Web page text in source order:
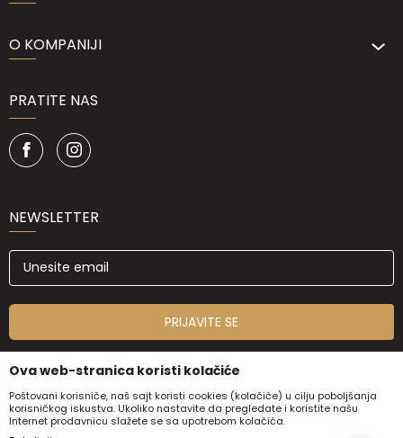
O KOMPANIJI
PRATITE NAS
NEWSLETTER
PRIJAVITE SE
Ova web-stranica koristi kolačiće
Poštovani korisniče, naš sajt koristi cookies (kolačiće) u cilju poboljšanja
korisničkog iskustva. Ukoliko nastavite da pregledate i koristite našu
Internet prodavnicu slažete se sa upotrebom kolačića.